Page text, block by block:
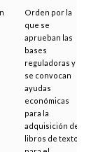
Orden por la
que se
aprueban las
bases
reguladoras y
se convocan
ayudas
económicas
para la
adquisición de
libros de texto